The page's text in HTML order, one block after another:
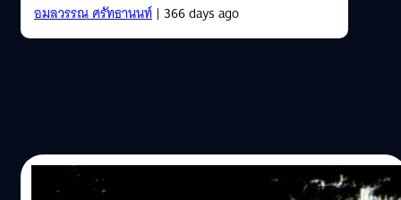
อมลวรรณ ศรัทธานนท์| 366 days ago
10/06/2025